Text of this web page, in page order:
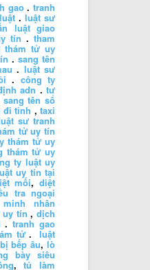
gao. tranh
.luật sư
luật giao
tín .tham
thám tử uy
.sang tên
. luật sư
. công ty
adn .tư
sang tên sổ
đi tỉnh ,taxi
sư tranh
tử uy tín
thám tử uy
thám tử uy
ty luật uy
uy tín tại
mối,diệt
tra ngoại
nhân
uy tín ,dịch
.tranh gao
tử. luật
bếp âu,lò
bày siêu
,tủ làm